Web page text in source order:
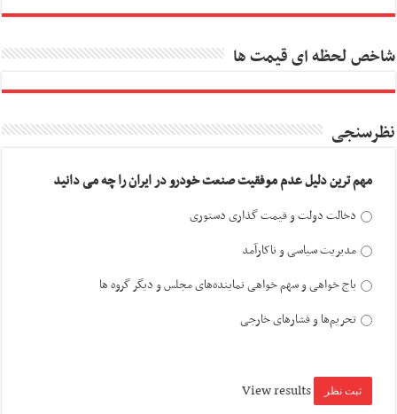
شاخص لحظه ای قیمت ها
نظرسنجی
مهم ترین دلیل عدم موفقیت صنعت خودرو در ایران را چه می دانید
دخالت دولت و قیمت گذاری دستوری
مدیریت سیاسی و ناکارآمد
باج خواهی و سهم خواهی نماینده‌های مجلس و دیگر گروه ها
تحریم‌ها و فشارهای خارجی
View results